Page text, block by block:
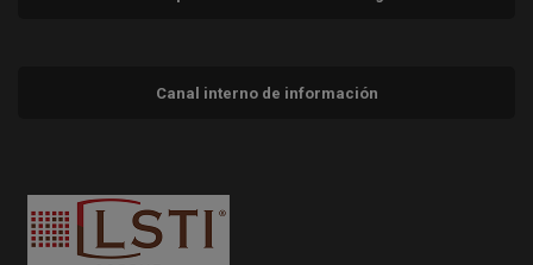
Canal interno de información